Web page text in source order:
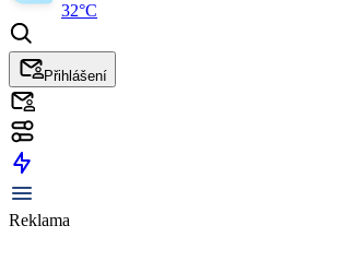
32°C
Přihlášení
Reklama